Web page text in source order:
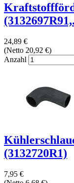
24,89 €
(Netto 20,92 €)
Anzahl
(3132720R1)
7,95 €